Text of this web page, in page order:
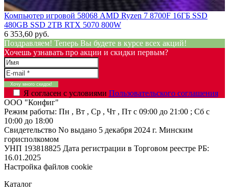
Компьютер игровой 58068 AMD Ryzen 7 8700F 16ГБ SSD
480GB SSD 2TB RTX 5070 800W
6 353,60 руб.
Поздравляем! Теперь Вы будете в курсе всех акций!
Хочешь узнавать про акции и скидки первым?
Я согласен с условиями Пользовательского соглашения
ООО "Конфиг"
Режим работы: Пн , Вт , Ср , Чт , Пт c 09:00 до 21:00 ; Сб c
10:00 до 18:00
Свидетельство No выдано 5 декабря 2024 г. Минским
горисполкомом
УНП 193818825 Дата регистрации в Торговом реестре РБ:
16.01.2025
Настройка файлов cookie
Каталог